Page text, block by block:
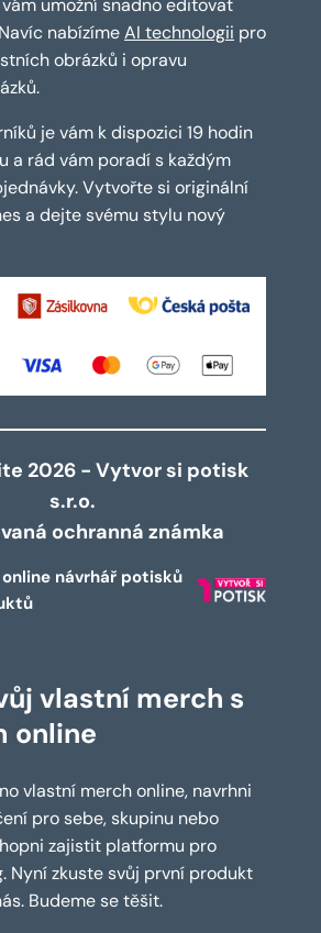
nabízímeAI technologii pro
obrázků i opravu
je vám k dispozici 19 hodin
a rád vám poradí s každým
Vytvořte si originální
a dejte svému stylu nový
2026 - Vytvor si potisk
s.r.o.
ochranná známka
návrhář potisků
vlastní merch s
online
vlastní merch online, navrhni
pro sebe, skupinu nebo
zajistit platformu pro
Nyní zkuste svůj první produkt
Budeme se těšit.